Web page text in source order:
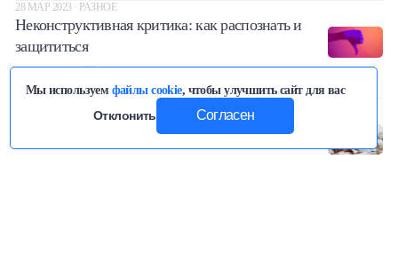
Мы используем файлы cookie, чтобы улучшить сайт для вас
Отклонить
Согласен
28 МАР 2023 · РАЗНОЕ
Неконструктивная критика: как распознать и
защититься
Зачем нужна финансовая грамотность и как ее
повысить?